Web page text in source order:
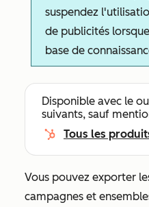
suspendez
de publicités
base de
Disponible avec le
suivants, sauf
Tous les
Vous pouvez exporter
campagnes et